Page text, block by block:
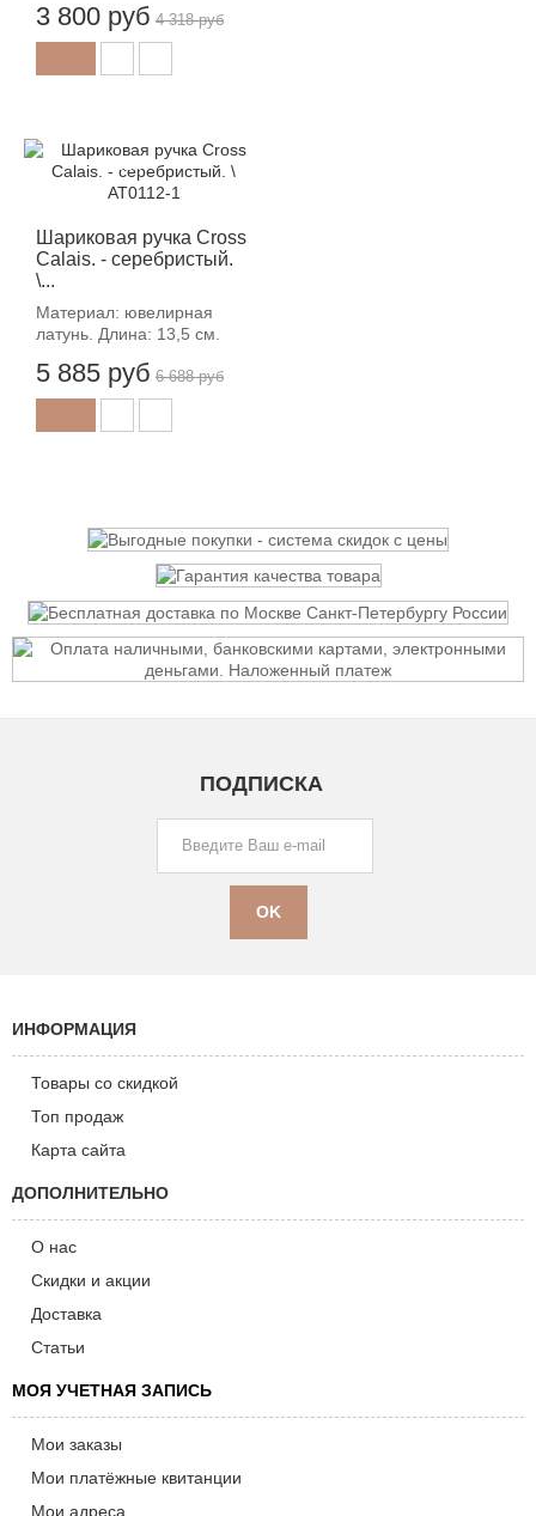
3 800 руб 4 318 руб
Шариковая ручка Cross
Calais. - серебристый.
\...
Материал: ювелирная
латунь. Длина: 13,5 см.
5 885 руб 6 688 руб
ПОДПИСКА
ИНФОРМАЦИЯ
Товары со скидкой
Топ продаж
Карта сайта
ДОПОЛНИТЕЛЬНО
О нас
Скидки и акции
Доставка
Статьи
МОЯ УЧЕТНАЯ ЗАПИСЬ
Мои заказы
Мои платёжные квитанции
Мои адреса